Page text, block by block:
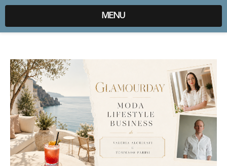
expr:lang=it;data:blog.locale
MENU